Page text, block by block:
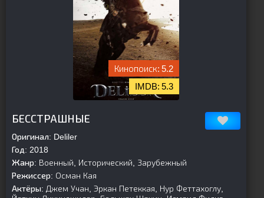
5.2
5.3
БЕССТРАШНЫЕ
Оригинал: Deliler
Год: 2018
Жанр: Военный, Исторический, Зарубежный
Режиссер: Осман Кая
Актёры: Джем Учан, Эркан Петеккая, Нур Феттахоглу,